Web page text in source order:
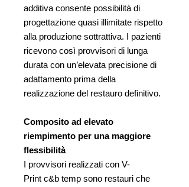
additiva consente possibilità di
progettazione quasi illimitate rispetto
alla produzione sottrattiva. I pazienti
ricevono così provvisori di lunga
durata con un’elevata precisione di
adattamento prima della
realizzazione del restauro definitivo.
Composito ad elevato
riempimento per una maggiore
flessibilità
I provvisori realizzati con V-
Print c&b temp sono restauri che